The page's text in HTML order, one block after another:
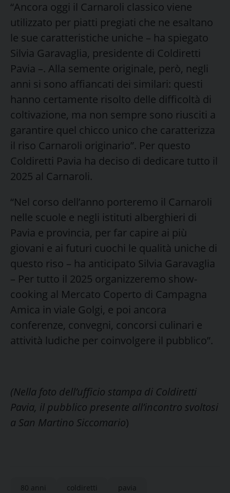
“Ancora oggi il Carnaroli classico viene
utilizzato per piatti pregiati che ne esaltano
le sue caratteristiche uniche – ha spiegato
Silvia Garavaglia, presidente di Coldiretti
Pavia –. Alla semente originale, però, negli
anni si sono affiancati dei similari: questi
hanno certamente risolto delle difficoltà di
coltivazione, ma non sempre sono riusciti a
garantire quel chicco unico che caratterizza
il riso Carnaroli originario”. Per questo
Coldiretti Pavia ha deciso di dedicare tutto il
2025 al Carnaroli.
“Nel corso dell’anno porteremo il Carnaroli
nelle scuole e negli istituti alberghieri di
Pavia e provincia, per far capire ai più
giovani e ai futuri cuochi le qualità uniche di
questo riso – ha anticipato Silvia Garavaglia
– Per tutto il 2025 organizzeremo show-
cooking al Mercato Coperto di Campagna
Amica in viale Golgi, e poi ancora
conferenze, convegni, concorsi culinari e
attività ludiche per coinvolgere il pubblico”.
(Nella foto dell’ufficio stampa di Coldiretti
Pavia, il pubblico presente all’incontro svoltosi
a San Martino Siccomario)
80 anni coldiretti pavia